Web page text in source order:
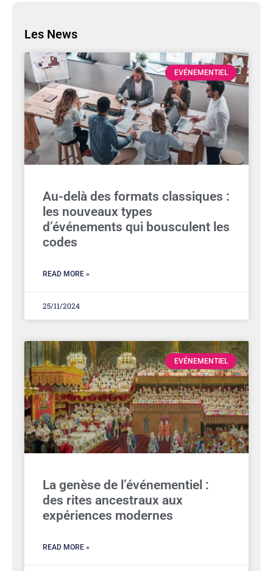
Les News
EVÉNEMENTIEL
Au-delà des formats classiques :
les nouveaux types
d’événements qui bousculent les
codes
READ MORE »
25/11/2024
EVÉNEMENTIEL
La genèse de l’événementiel :
des rites ancestraux aux
expériences modernes
READ MORE »